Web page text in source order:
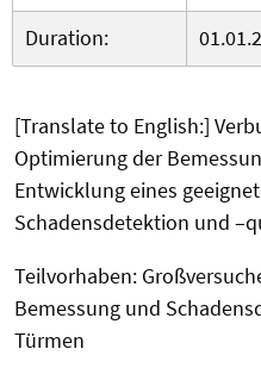
Duration:
[Translate to English:]
Optimierung der
Entwicklung eines
Schadensdetektion und
Teilvorhaben:
Bemessung und
Türmen